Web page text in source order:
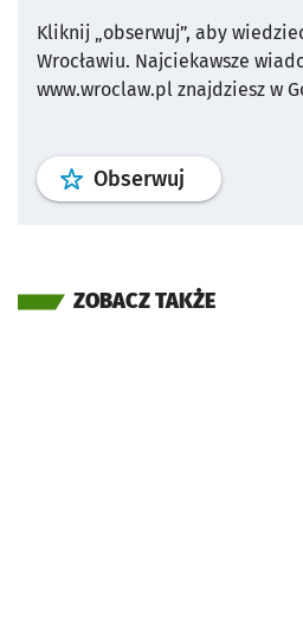
Kliknij „obserwuj”, aby
Wrocławiu. Najciekawsze
www.wroclaw.pl znajdziesz w
Obserwuj profil
ZOBACZ TAKŻE